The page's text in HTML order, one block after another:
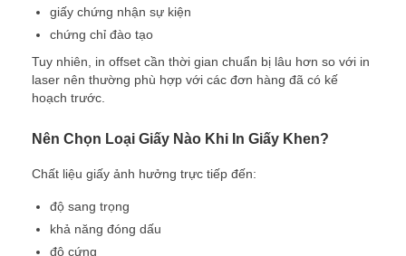
giấy chứng nhận sự kiện
chứng chỉ đào tạo
Tuy nhiên, in offset cần thời gian chuẩn bị lâu hơn so với in
laser nên thường phù hợp với các đơn hàng đã có kế
hoạch trước.
Nên Chọn Loại Giấy Nào Khi In Giấy Khen?
Chất liệu giấy ảnh hưởng trực tiếp đến:
độ sang trọng
khả năng đóng dấu
độ cứng